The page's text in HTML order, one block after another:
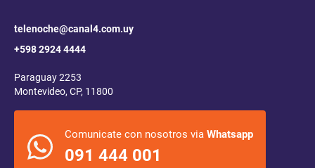
telenoche@canal4.com.uy
+598 2924 4444
Paraguay 2253
Montevideo, CP, 11800
Comunicate con nosotros via Whatsapp
091 444 001